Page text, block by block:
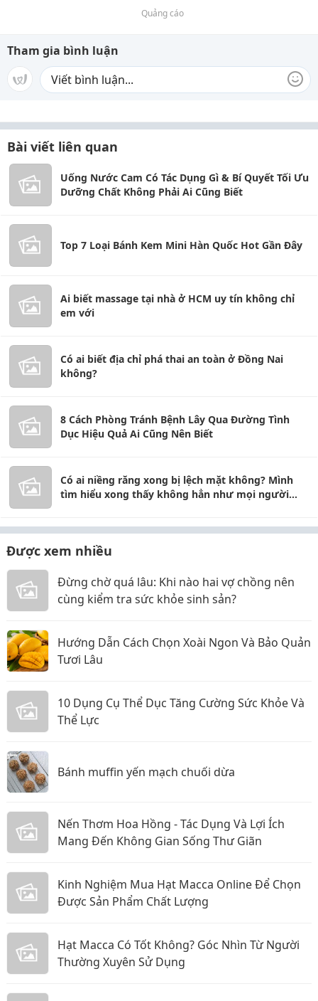
Quảng cáo
Tham gia bình luận
Bài viết liên quan
Uống Nước Cam Có Tác Dụng Gì & Bí Quyết Tối Ưu
Dưỡng Chất Không Phải Ai Cũng Biết
Top 7 Loại Bánh Kem Mini Hàn Quốc Hot Gần Đây
Ai biết massage tại nhà ở HCM uy tín không chỉ
em với
Có ai biết địa chỉ phá thai an toàn ở Đồng Nai
không?
8 Cách Phòng Tránh Bệnh Lây Qua Đường Tình
Dục Hiệu Quả Ai Cũng Nên Biết
Có ai niềng răng xong bị lệch mặt không? Mình
tìm hiểu xong thấy không hẳn như mọi người
Được xem nhiều
Đừng chờ quá lâu: Khi nào hai vợ chồng nên
cùng kiểm tra sức khỏe sinh sản?
Hướng Dẫn Cách Chọn Xoài Ngon Và Bảo Quản
Tươi Lâu
10 Dụng Cụ Thể Dục Tăng Cường Sức Khỏe Và
Thể Lực
Bánh muffin yến mạch chuối dừa
Nến Thơm Hoa Hồng - Tác Dụng Và Lợi Ích
Mang Đến Không Gian Sống Thư Giãn
Kinh Nghiệm Mua Hạt Macca Online Để Chọn
Được Sản Phẩm Chất Lượng
Hạt Macca Có Tốt Không? Góc Nhìn Từ Người
Thường Xuyên Sử Dụng